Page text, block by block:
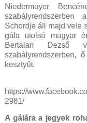
Niedermayer
Schordje áll majd vele
gála utolsó magyar
Bertalan Dezső
szabályrendszerben,
kesztyűt.
https://
2981/
A gálára a jegyek